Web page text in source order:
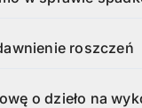
roszczeń
o dzieło na